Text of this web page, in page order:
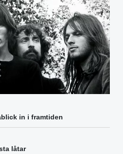
in i framtiden
låtar